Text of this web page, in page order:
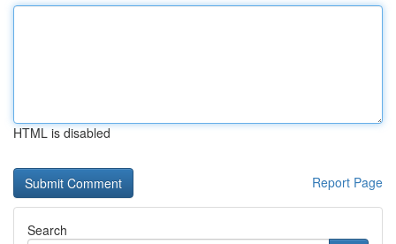
HTML is disabled
Report Page
Search